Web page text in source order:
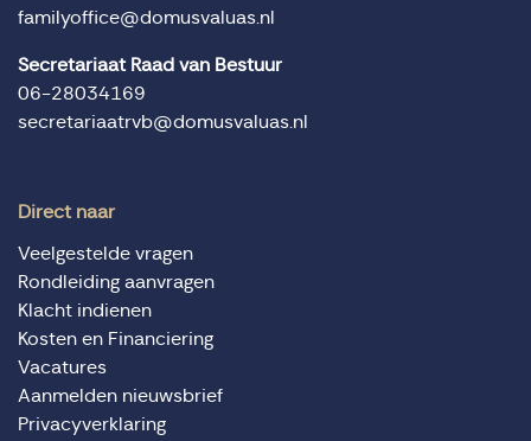
familyoffice@domusvaluas.nl
Secretariaat Raad van Bestuur
06-28034169
secretariaatrvb@domusvaluas.nl
Direct naar
Veelgestelde vragen
Rondleiding aanvragen
Klacht indienen
Kosten en Financiering
Vacatures
Aanmelden nieuwsbrief
Privacyverklaring